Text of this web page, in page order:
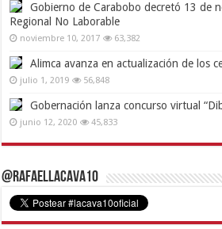
Gobierno de Carabobo decretó 13 de
Regional No Laborable
noviembre 10, 2017 63,382
Alimca avanza en actualización de los
julio 1, 2019 56,848
Gobernación lanza concurso virtual
junio 12, 2020 45,833
@RafaelLacava10